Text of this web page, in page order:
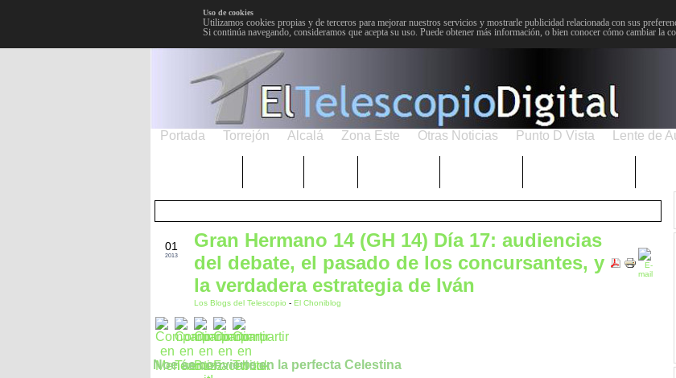
Uso de cookies
Utilizamos cookies propias y de terceros para mejorar nuestros servicios y mostrarle publicidad relacionada con sus
Si continúa navegando, consideramos que acepta su uso. Puede obtener más información, o bien conocer cómo cambiar la
Portada Torrejón Alcalá Zona Este Otras Noticias Punto D Vista Lente de
01
2013
Gran Hermano 14 (GH 14) Día 17: audiencias
del debate, el pasado de los concursantes, y
la verdadera estrategia de Iván
Los Blogs del Telescopio - El Choniblog
Noe se convierte en la perfecta Celestina